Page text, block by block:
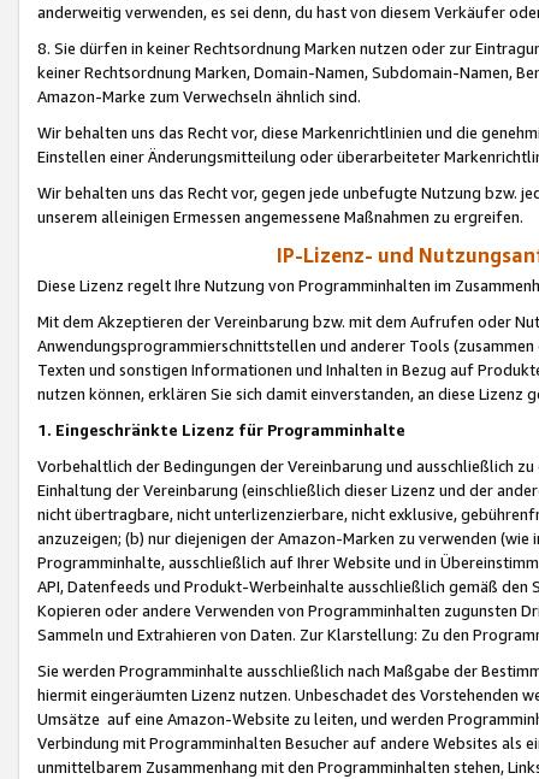
anderweitig verwenden, es sei denn, du hast von diesem Verkäufer
8. Sie dürfen in keiner Rechtsordnung Marken nutzen oder zur
keiner Rechtsordnung Marken, Domain-Namen, Subdomain-Namen,
Amazon-Marke zum Verwechseln ähnlich sind.
Wir behalten uns das Recht vor, diese Markenrichtlinien und die
Einstellen einer Änderungsmitteilung oder überarbeiteter
Wir behalten uns das Recht vor, gegen jede unbefugte Nutzung bzw.
unserem alleinigen Ermessen angemessene Maßnahmen zu ergreifen.
IP-Lizenz- und
Diese Lizenz regelt Ihre Nutzung von Programminhalten im
Mit dem Akzeptieren der Vereinbarung bzw. mit dem Aufrufen oder
Anwendungsprogrammierschnittstellen und anderer Tools (zusammen
Texten und sonstigen Informationen und Inhalten in Bezug auf
nutzen können, erklären Sie sich damit einverstanden, an diese Lizenz
1. Eingeschränkte Lizenz für Programminhalte
Vorbehaltlich der Bedingungen der Vereinbarung und ausschließlich
Einhaltung der Vereinbarung (einschließlich dieser Lizenz und der
nicht übertragbare, nicht unterlizenzierbare, nicht exklusive,
anzuzeigen; (b) nur diejenigen der Amazon-Marken zu verwenden
Programminhalte, ausschließlich auf Ihrer Website und in
API, Datenfeeds und Produkt-Werbeinhalte ausschließlich gemäß
Kopieren oder andere Verwenden von Programminhalten zugunsten
Sammeln und Extrahieren von Daten. Zur Klarstellung: Zu den
Sie werden Programminhalte ausschließlich nach Maßgabe der
hiermit eingeräumten Lizenz nutzen. Unbeschadet des Vorstehenden
Umsätze auf eine Amazon-Website zu leiten, und werden
Verbindung mit Programminhalten Besucher auf andere Websites als
unmittelbarem Zusammenhang mit den Programminhalten stehen,